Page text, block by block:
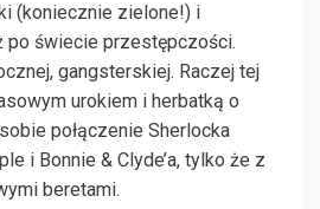
(koniecznie zielone!) i
po świecie przestępczości.
gangsterskiej. Raczej tej
urokiem i herbatką o
połączenie Sherlocka
i Bonnie & Clyde’a, tylko że z
beretami.